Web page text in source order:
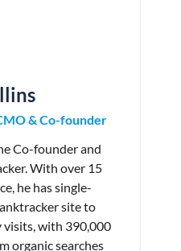
& Co-founder
Co-founder and
With over 15
he has single-
site to
with 390,000
organic searches